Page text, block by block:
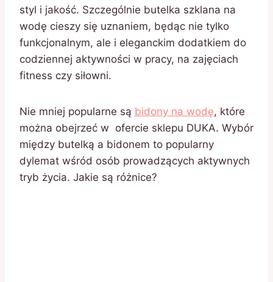
styl i jakość. Szczególnie butelka szklana na
wodę cieszy się uznaniem, będąc nie tylko
funkcjonalnym, ale i eleganckim dodatkiem do
codziennej aktywności w pracy, na zajęciach
fitness czy siłowni.
Nie mniej popularne są bidony na wodę, które
można obejrzeć w ofercie sklepu DUKA. Wybór
między butelką a bidonem to popularny
dylemat wśród osób prowadzących aktywnych
tryb życia. Jakie są różnice?